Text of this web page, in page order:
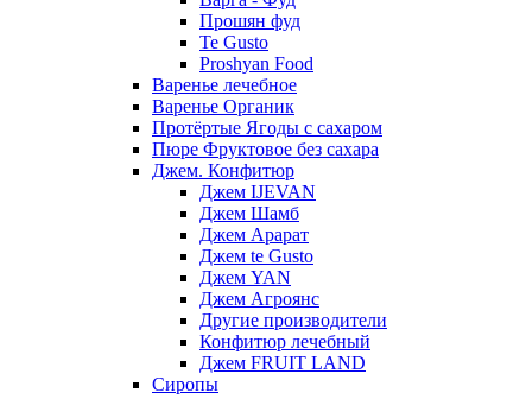
Прошян фуд
Te Gusto
Proshyan Food
Варенье лечебное
Варенье Органик
Протёртые Ягоды с сахаром
Пюре Фруктовое без сахара
Джем. Конфитюр
Джем IJEVAN
Джем Шамб
Джем Арарат
Джем te Gusto
Джем YAN
Джем Агроянс
Другие производители
Конфитюр лечебный
Джем FRUIT LAND
Сиропы